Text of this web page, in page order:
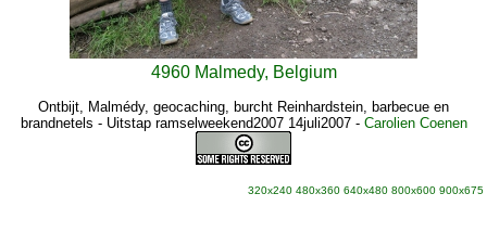
4960 Malmedy, Belgium
Ontbijt, Malmédy, geocaching, burcht Reinhardstein, barbecue en
brandnetels - Uitstap ramselweekend2007 14juli2007- Carolien Coenen
320x240 480x360 640x480 800x600 900x675